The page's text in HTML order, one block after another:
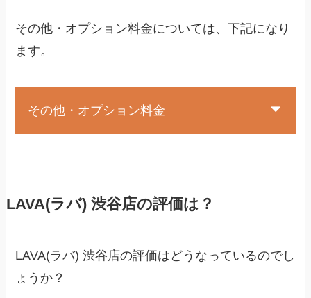
その他・オプション料金については、下記になり
ます。
その他・オプション料金
LAVA(ラバ) 渋谷店の評価は？
LAVA(ラバ) 渋谷店の評価はどうなっているのでし
ょうか？